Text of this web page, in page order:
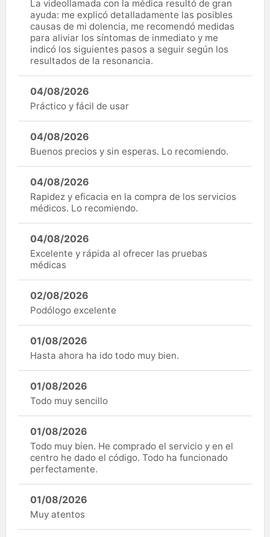
La videollamada con la médica resultó de gran
ayuda: me explicó detalladamente las posibles
causas de mi dolencia, me recomendó medidas
para aliviar los síntomas de inmediato y me
indicó los siguientes pasos a seguir según los
resultados de la resonancia.
04/08/2026
Práctico y fácil de usar
04/08/2026
Buenos precios y sin esperas. Lo recomiendo.
04/08/2026
Rapidez y eficacia en la compra de los servicios
médicos. Lo recomiendo.
04/08/2026
Excelente y rápida al ofrecer las pruebas
médicas
02/08/2026
Podólogo excelente
01/08/2026
Hasta ahora ha ido todo muy bien.
01/08/2026
Todo muy sencillo
01/08/2026
Todo muy bien. He comprado el servicio y en el
centro he dado el código. Todo ha funcionado
perfectamente.
01/08/2026
Muy atentos